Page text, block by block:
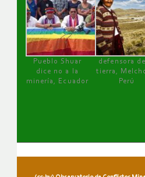
Pueblo Shuar
dice no a la
minería, Ecuador
defensora
tierra,
Perú